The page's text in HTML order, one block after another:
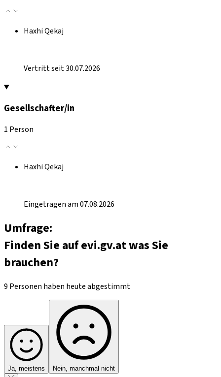
Haxhi Qekaj
Vertritt seit 30.07.2026
Gesellschafter/in
1 Person
Haxhi Qekaj
Eingetragen am 07.08.2026
Umfrage:
Finden Sie auf evi.gv.at was Sie
brauchen?
9 Personen haben heute abgestimmt
Ja, meistens Nein, manchmal nicht